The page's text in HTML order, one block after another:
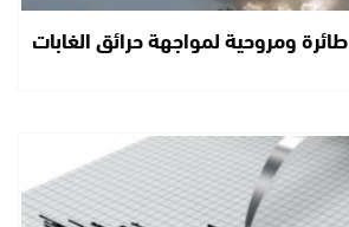
المغرب يحشد 25 طائرة ومروحية لمواجهة حرائق الغابات